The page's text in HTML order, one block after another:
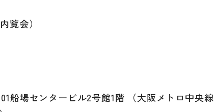
覧会）
船場センタービル2号館1階 （大阪メトロ中央線